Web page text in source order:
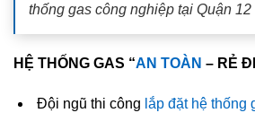
thống gas công nghiệp tại Quận 12
HỆ THỐNG GAS “AN TOÀN – RẺ
Đội ngũ thi công lắp đặt hệ thống